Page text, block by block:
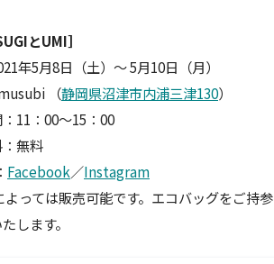
とUMI］
年5月8日（土）～ 5月10日（月）
（静岡県沼津市内浦三津130）
11：00〜15：00
無料
Facebook／Instagram
っては販売可能です。エコバッグをご持
します。